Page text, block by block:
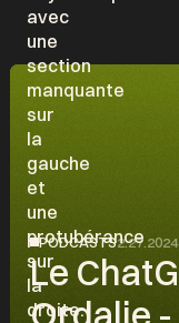
PODCASTS2.27.2024
Le